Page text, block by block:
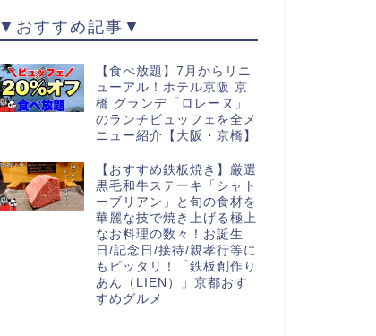
▼おすすめ記事▼
【食べ放題】7月からリニ
ューアル！ホテル京阪 京
橋 グランデ「ロレーヌ」
のランチビュッフェを全メ
ニュー紹介【大阪・京橋】
【おすすめ鉄板焼き】厳選
黒毛和牛ステーキ「シャト
ーブリアン」と旬の食材を
華麗な技で焼き上げる極上
なお料理の数々！お誕生
日/記念日/接待/親孝行等に
もピッタリ！「鉄板創作り
あん（LIEN）」京都おす
すめグルメ